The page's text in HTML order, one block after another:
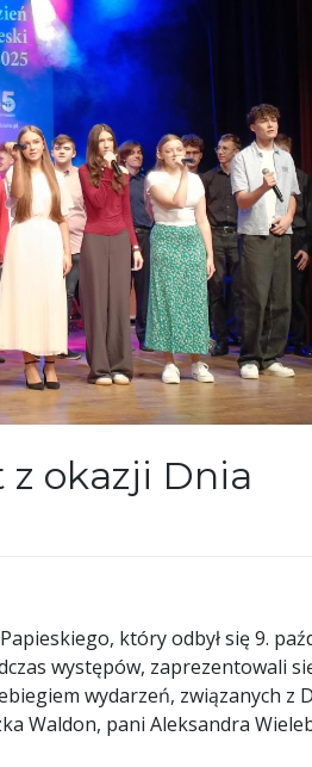
z okazji Dnia
który odbył się 9.
występów, zaprezentowali
wydarzeń, związanych z
Waldon, pani Aleksandra